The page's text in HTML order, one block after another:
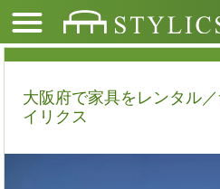
大阪府で家具をレンタル
イリクス